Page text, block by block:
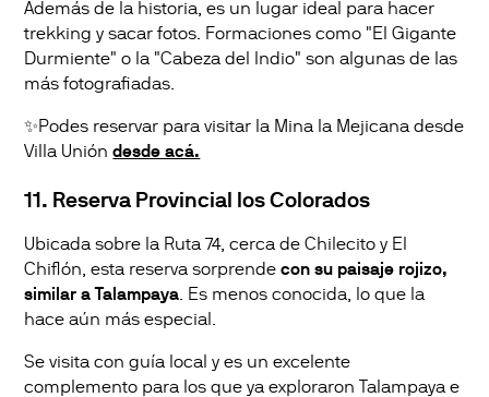
Además de la historia, es un lugar ideal para hacer
trekking y sacar fotos. Formaciones como "El Gigante
Durmiente" o la "Cabeza del Indio" son algunas de las
más fotografiadas.
✨Podes reservar para visitar la Mina la Mejicana desde
Villa Unióndesde acá.
11. Reserva Provincial los Colorados
Ubicada sobre la Ruta 74, cerca de Chilecito y El
Chiflón, esta reserva sorprende con su paisaje rojizo,
similar a Talampaya. Es menos conocida, lo que la
hace aún más especial.
Se visita con guía local y es un excelente
complemento para los que ya exploraron Talampaya e